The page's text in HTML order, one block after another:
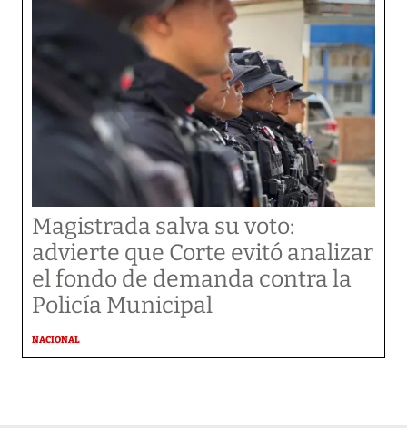
Magistrada salva su voto:
advierte que Corte evitó analizar
el fondo de demanda contra la
Policía Municipal
NACIONAL